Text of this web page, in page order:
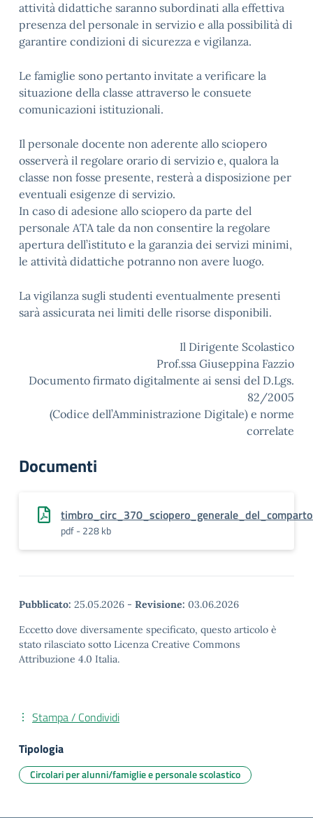
attività didattiche saranno subordinati alla effettiva
presenza del personale in servizio e alla possibilità di
garantire condizioni di sicurezza e vigilanza.
Le famiglie sono pertanto invitate a verificare la
situazione della classe attraverso le consuete
comunicazioni istituzionali.
Il personale docente non aderente allo sciopero
osserverà il regolare orario di servizio e, qualora la
classe non fosse presente, resterà a disposizione per
eventuali esigenze di servizio.
In caso di adesione allo sciopero da parte del
personale ATA tale da non consentire la regolare
apertura dell’istituto e la garanzia dei servizi minimi,
le attività didattiche potranno non avere luogo.
La vigilanza sugli studenti eventualmente presenti
sarà assicurata nei limiti delle risorse disponibili.
Il Dirigente Scolastico
Prof.ssa Giuseppina Fazzio
Documento firmato digitalmente ai sensi del D.Lgs.
82/2005
(Codice dell’Amministrazione Digitale) e norme
correlate
Documenti
pdf - 228 kb
Pubblicato: 25.05.2026 - Revisione: 03.06.2026
Eccetto dove diversamente specificato, questo articolo è
stato rilasciato sotto Licenza Creative Commons
Attribuzione 4.0 Italia.
Stampa / Condividi
Tipologia
Circolari per alunni/famiglie e personale scolastico